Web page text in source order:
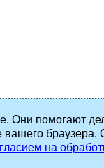
Они помогают
на